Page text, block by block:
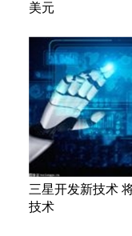
美元
三星开发新技术
技术